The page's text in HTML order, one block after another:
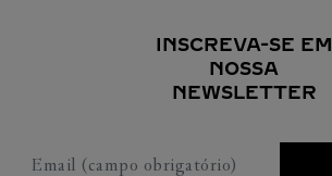
INSCREVA-SE EM
NOSSA
NEWSLETTER
Email (campo obrigatório)